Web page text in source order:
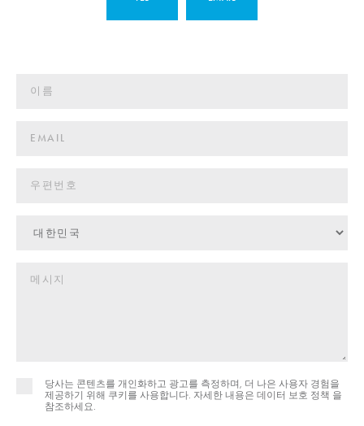
당사는 콘텐츠를 개인화하고 광고를 측정하며, 더 나은 사용자 경험을
제공하기 위해 쿠키를 사용합니다. 자세한 내용은 데이터 보호 정책 을
참조하세요.